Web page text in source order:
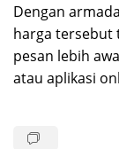
Dengan
harga tersebut
pesan lebih
atau aplikasi